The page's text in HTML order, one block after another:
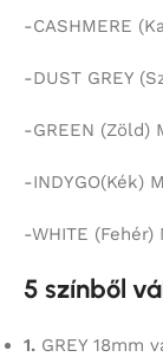
-CASHMERE
-DUST GREY
-GREEN (Zöld)
-INDYGO(Kék)
-WHITE (Fehér)
5 színből
1. GREY 18mm